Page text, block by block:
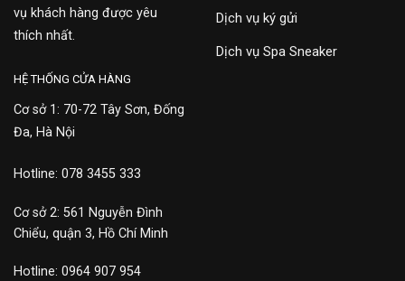
vụ khách hàng được yêu
thích nhất.
Dịch vụ ký gửi
Dịch vụ Spa Sneaker
HỆ THỐNG CỬA HÀNG
Cơ sở 1: 70-72 Tây Sơn, Đống
Đa, Hà Nội
Hotline: 078 3455 333
Cơ sở 2: 561 Nguyễn Đình
Chiểu, quận 3, Hồ Chí Minh
Hotline: 0964 907 954